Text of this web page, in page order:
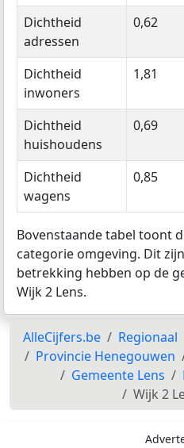
Dichtheid
adressen
0,62
Dichtheid
inwoners
1,81
Dichtheid
huishoudens
0,69
Dichtheid
wagens
0,85
Bovenstaande tabel toont
categorie omgeving. Dit
betrekking hebben op de
Wijk 2 Lens.
AlleCijfers.be Regionaal
Provincie Henegouwen
Gemeente Lens
Wijk 2